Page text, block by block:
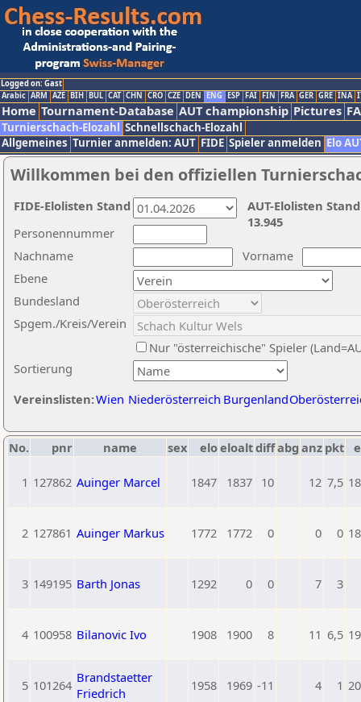
Logged on: Gast
Arabic ARM AZE BIH BUL CAT CHN CRO CZE DEN ENG ESP FAI FIN FRA GER GRE INA
Home Tournament-Database AUT championship Pictures
Turnierschach-Elozahl Schnellschach-Elozahl
Allgemeines Turnier anmelden: AUT FIDE Spieler anmelden Elo
Willkommen bei den offiziellen
Nachname
Vorname
Ebene
Sortierung
Personennummer
Bundesland
Spgem./Kreis/Verein
Nur "österreichische" Spieler
Vereinslisten:Wien Niederösterreich Burgenland
AUT-Elolisten
13.945
FIDE-Elolisten Stand
No. pnr name sex eloeloaltdiffabg anz pkt
1 127862 Auinger Marcel 1847 1837 10 12 7,5
2 127861 Auinger Markus 1772 1772 0 0 0
3 149195 Barth Jonas 1292 0 0 7 3
4 100958 Bilanovic Ivo 1908 1900 8 11 6,5
5 101264 Brandstaetter
Friedrich
1958 1969 -11 4 1